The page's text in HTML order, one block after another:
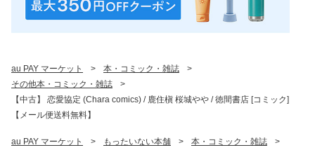
au PAY マーケット > 本・コミック・雑誌
>
その他本・コミック・雑誌
>
【中古】 恋愛協定 (Chara comics) / 鹿住槇 桜城やや / 徳間書店 [コミック]
【メール便送料無料】
au PAY マーケット > もったいない本舗 > 本・コミック・雑誌
>